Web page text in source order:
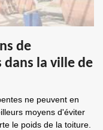
de
la ville de
ne peuvent en
moyens d'éviter
le poids de la toiture.